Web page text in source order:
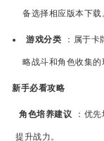
备选择相应版本下载
游戏分类 ：属于
略战斗和角色收集的
新手必看攻略
角色培养建议 ：优
提升战力。